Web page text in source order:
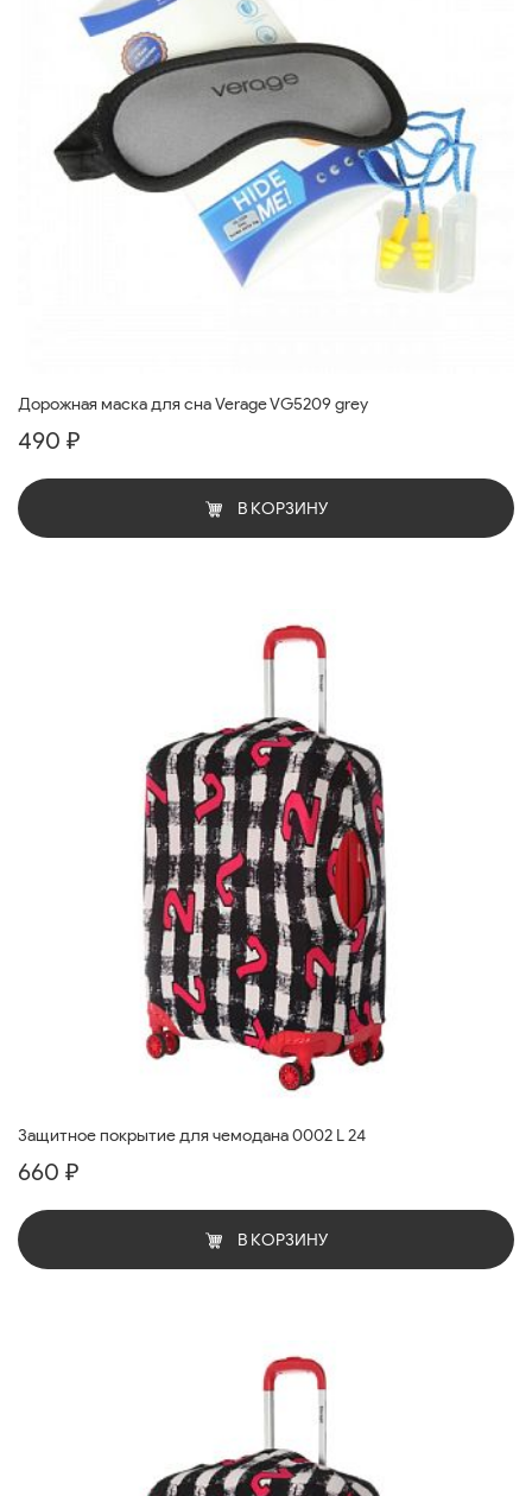
Дорожная маска для сна Verage VG5209 grey
490 ₽
В КОРЗИНУ
Защитное покрытие для чемодана 0002 L 24
660 ₽
В КОРЗИНУ